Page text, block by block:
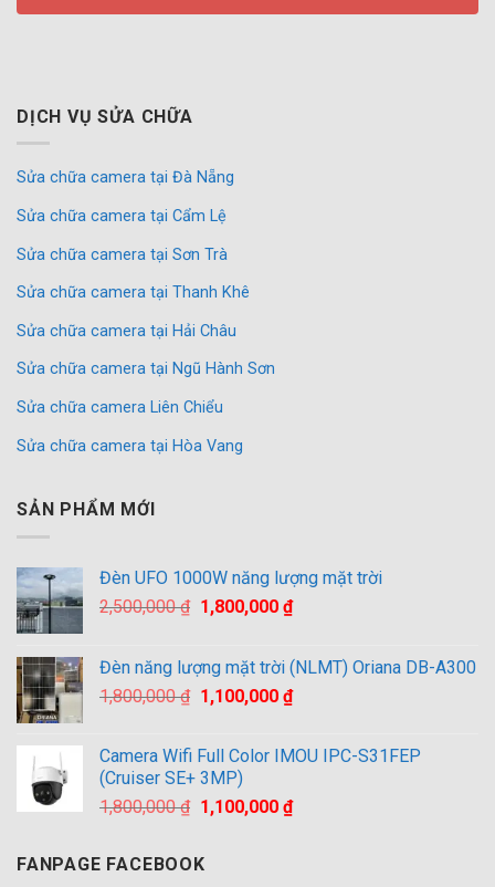
DỊCH VỤ SỬA CHỮA
Sửa chữa camera tại Đà Nẵng
Sửa chữa camera tại Cẩm Lệ
Sửa chữa camera tại Sơn Trà
Sửa chữa camera tại Thanh Khê
Sửa chữa camera tại Hải Châu
Sửa chữa camera tại Ngũ Hành Sơn
Sửa chữa camera Liên Chiểu
Sửa chữa camera tại Hòa Vang
SẢN PHẨM MỚI
Đèn UFO 1000W năng lượng mặt trời
2,500,000₫ Giá
2,500,000 ₫.
1,800,000 ₫Giá
là:
1,800,000 ₫.
Đèn năng lượng mặt trời (NLMT) Oriana DB-A300
1,800,000₫ Giá
1,800,000 ₫.
1,100,000 ₫Giá
là:
Camera Wifi Full Color IMOU IPC-S31FEP
(Cruiser SE+ 3MP)
1,800,000₫ Giá
1,800,000 ₫.
1,100,000 ₫Giá
FANPAGE FACEBOOK